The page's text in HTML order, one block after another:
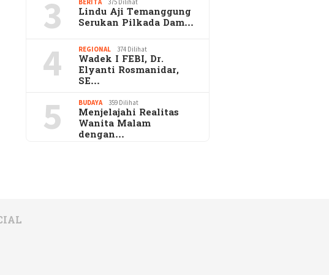
3 BERITA 375 Dilihat
Lindu Aji Temanggung
Serukan Pilkada Dam…
4 REGIONAL 374 Dilihat
Wadek I FEBI, Dr.
Elyanti Rosmanidar,
SE…
5 BUDAYA 359 Dilihat
Menjelajahi Realitas
Wanita Malam
dengan…